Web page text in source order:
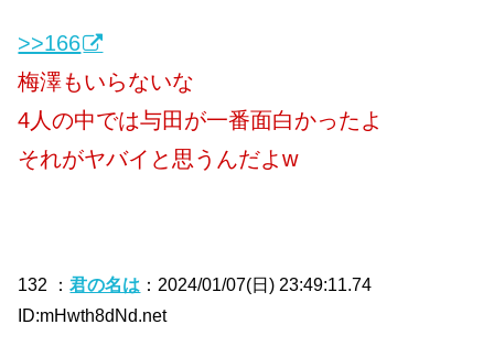
>>166
梅澤もいらないな
4人の中では与田が一番面白かったよ
それがヤバイと思うんだよw
132 ：君の名は ：2024/01/07(日) 23:49:11.74
ID:mHwth8dNd.net